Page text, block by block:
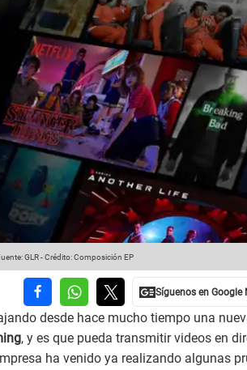
GLR-Crédito: Composición EP
desde hace mucho tiempo una
, y es que pueda transmitir videos en
ha venido ya realizando algunas